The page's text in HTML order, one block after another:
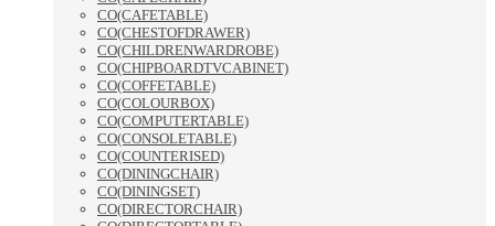
CO(CAFETABLE)
CO(CHESTOFDRAWER)
CO(CHILDRENWARDROBE)
CO(CHIPBOARDTVCABINET)
CO(COFFETABLE)
CO(COLOURBOX)
CO(COMPUTERTABLE)
CO(CONSOLETABLE)
CO(COUNTERISED)
CO(DININGCHAIR)
CO(DININGSET)
CO(DIRECTORCHAIR)